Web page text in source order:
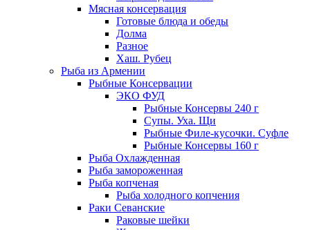
Мясная консервация
Готовые блюда и обеды
Долма
Разное
Хаш. Рубец
Рыба из Армении
Рыбные Консервации
ЭКО ФУД
Рыбные Консервы 240 г
Супы. Уха. Щи
Рыбные Филе-кусочки. Суфле
Рыбные Консервы 160 г
Рыба Охлажденная
Рыба замороженная
Рыба копченая
Рыба холодного копчения
Раки Севанские
Раковые шейки